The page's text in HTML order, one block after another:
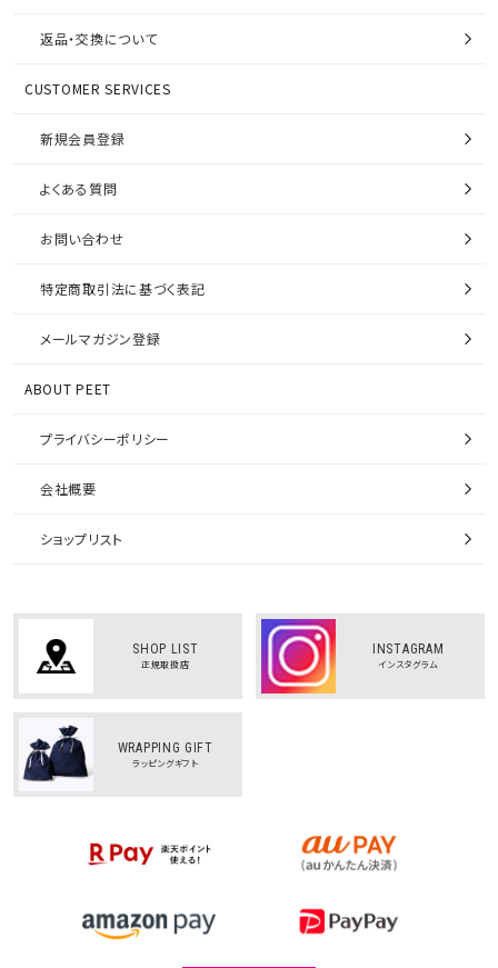
返品・交換について
CUSTOMER SERVICES
新規会員登録
よくある質問
お問い合わせ
特定商取引法に基づく表記
メールマガジン登録
ABOUT PEET
プライバシーポリシー
会社概要
ショップリスト
SHOP LIST
正規取扱店
INSTAGRAM
インスタグラム
WRAPPING GIFT
ラッピングギフト